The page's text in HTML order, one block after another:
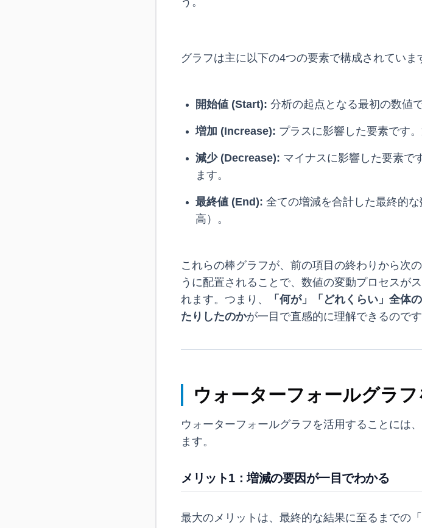
グラフは主に以下の4つの要素で構成されていま
開始値 (Start): 分析の起点となる最初の数値
増加 (Increase): プラスに影響した要素です
減少 (Decrease): マイナスに影響した要素で
ます。
最終値 (End): 全ての増減を合計した最終的
高）。
これらの棒グラフが、前の項目の終わりから次
うに配置されることで、数値の変動プロセスが
れます。つまり、
「何が」「どれくらい」全体
たりしたのかが一目で直感的に理解できるのです
ウォーターフォールグラ
ウォーターフォールグラフを活用することには
ます。
メリット1：増減の要因が一目でわかる
最大のメリットは、最終的な結果に至るまでの